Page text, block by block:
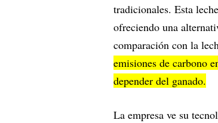
tradicionales. Esta
ofreciendo una
comparación con la
emisiones de carbono
depender del ganado.
La empresa ve su